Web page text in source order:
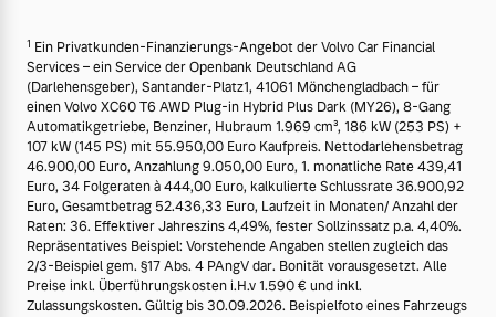
1 Ein Privatkunden-Finanzierungs-Angebot der Volvo Car Financial
Services – ein Service der Openbank Deutschland AG
(Darlehensgeber), Santander-Platz1, 41061 Mönchengladbach – für
einen Volvo XC60 T6 AWD Plug-in Hybrid Plus Dark (MY26), 8-Gang
Automatikgetriebe, Benziner, Hubraum 1.969 cm³, 186 kW (253 PS) +
107 kW (145 PS) mit 55.950,00 Euro Kaufpreis. Nettodarlehensbetrag
46.900,00 Euro, Anzahlung 9.050,00 Euro, 1. monatliche Rate 439,41
Euro, 34 Folgeraten à 444,00 Euro, kalkulierte Schlussrate 36.900,92
Euro, Gesamtbetrag 52.436,33 Euro, Laufzeit in Monaten/ Anzahl der
Raten: 36. Effektiver Jahreszins 4,49%, fester Sollzinssatz p.a. 4,40%.
Repräsentatives Beispiel: Vorstehende Angaben stellen zugleich das
2/3-Beispiel gem. §17 Abs. 4 PAngV dar. Bonität vorausgesetzt. Alle
Preise inkl. Überführungskosten i.H.v 1.590 € und inkl.
Zulassungskosten. Gültig bis 30.09.2026. Beispielfoto eines Fahrzeugs